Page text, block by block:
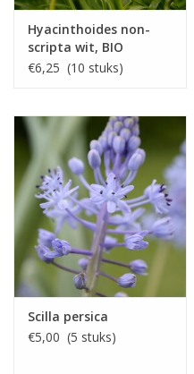
Hyacinthoides non-
scripta wit, BIO
€6,25 (10 stuks)
Scilla persica
€5,00 (5 stuks)